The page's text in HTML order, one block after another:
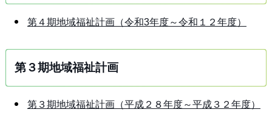
第４期地域福祉計画（令和3年度～令和１２年度）
第３期地域福祉計画
第３期地域福祉計画（平成２８年度～平成３２年度）